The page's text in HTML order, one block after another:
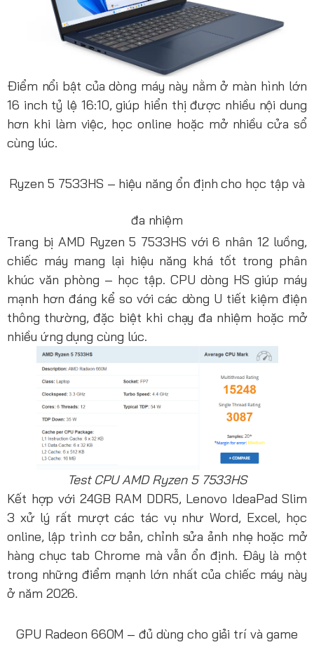
Điểm nổi bật của dòng máy này nằm ở màn hình lớn
16 inch tỷ lệ 16:10, giúp hiển thị được nhiều nội dung
hơn khi làm việc, học online hoặc mở nhiều cửa sổ
cùng lúc.
Ryzen 5 7533HS – hiệu năng ổn định cho học tập và
đa nhiệm
Trang bị AMD Ryzen 5 7533HS với 6 nhân 12 luồng,
chiếc máy mang lại hiệu năng khá tốt trong phân
khúc văn phòng – học tập. CPU dòng HS giúp máy
mạnh hơn đáng kể so với các dòng U tiết kiệm điện
thông thường, đặc biệt khi chạy đa nhiệm hoặc mở
nhiều ứng dụng cùng lúc.
Test CPU AMD Ryzen 5 7533HS
Kết hợp với 24GB RAM DDR5, Lenovo IdeaPad Slim
3 xử lý rất mượt các tác vụ như Word, Excel, học
online, lập trình cơ bản, chỉnh sửa ảnh nhẹ hoặc mở
hàng chục tab Chrome mà vẫn ổn định. Đây là một
trong những điểm mạnh lớn nhất của chiếc máy này
ở năm 2026.
GPU Radeon 660M – đủ dùng cho giải trí và game